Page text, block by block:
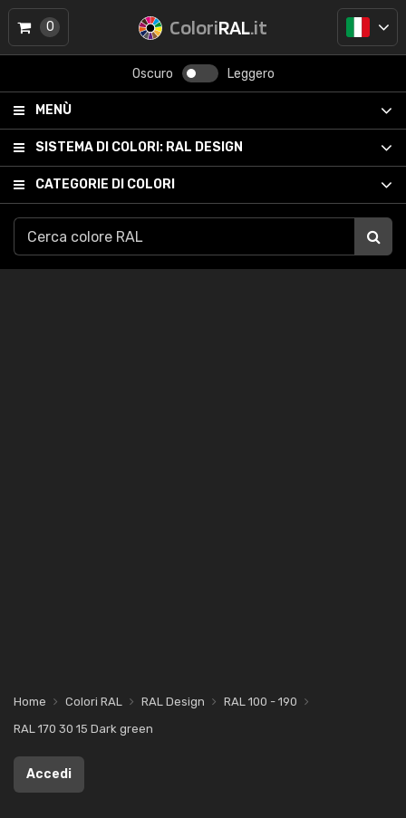
ColoriRAL.it
Oscuro Leggero
MENÙ
SISTEMA DI COLORI: RAL DESIGN
CATEGORIE DI COLORI
0
Home Colori RAL RAL Design
RAL 100 - 190
RAL 170 30 15 Dark green
Accedi